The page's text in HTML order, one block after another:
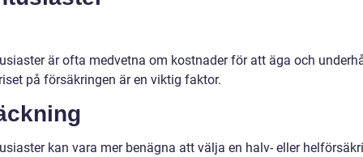
är ofta medvetna om kostnader för att äga och
på försäkringen är en viktig faktor.
kan vara mer benägna att välja en halv- eller